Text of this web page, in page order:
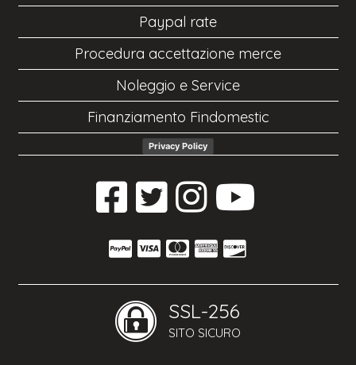
Paypal rate
Procedura accettazione merce
Noleggio e Service
Finanziamento Findomestic
Privacy Policy
SSL-256
SITO SICURO